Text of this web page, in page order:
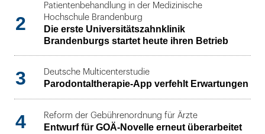
2
Patientenbehandlung in der Medizinische
Hochschule Brandenburg
Die erste Universitätszahnklinik
Brandenburgs startet heute ihren Betrieb
3 Deutsche Multicenterstudie
Parodontaltherapie-App verfehlt Erwartungen
4 Reform der Gebührenordnung für Ärzte
Entwurf für GOÄ-Novelle erneut überarbeitet